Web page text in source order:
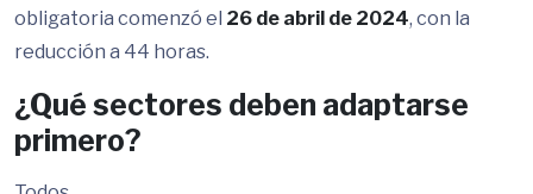
obligatoria comenzó el 26 de abril de 2024, con la
reducción a 44 horas.
¿Qué sectores deben adaptarse
primero?